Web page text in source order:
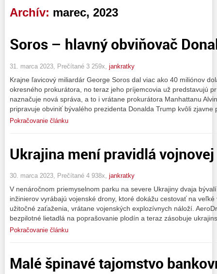
Archív: marec, 2023
Soros – hlavný obviňovač
31. marca 2023, Prečítané 3 259x, jankratky
Krajne ľavicový miliardár George Soros dal viac ako 40 miliónov
okresného prokurátora, no teraz jeho príjemcovia už predstavujú
naznačuje nová správa, a to i vrátane prokurátora Manhattanu
pripravuje obviniť bývalého prezidenta Donalda Trump kvôli
Pokračovanie článku
Ukrajina mení pravidlá
30. marca 2023, Prečítané 4 938x, jankratky
V nenáročnom priemyselnom parku na severe Ukrajiny dvaja
inžinierov vyrábajú vojenské drony, ktoré dokážu cestovať na
užitočné zaťaženia, vrátane vojenských explozívnych náloží.
bezpilotné lietadlá na poprašovanie plodín a teraz zásobuje
Pokračovanie článku
Malé špinavé tajomstvo